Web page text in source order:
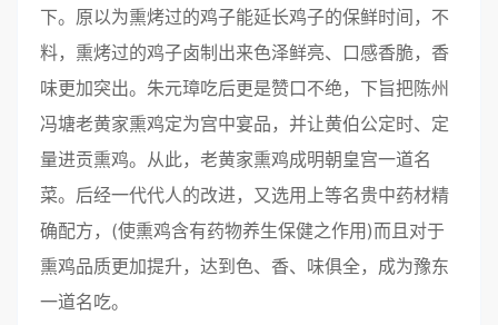
下。原以为熏烤过的鸡子能延长鸡子的保鲜时间，不
料，熏烤过的鸡子卤制出来色泽鲜亮、口感香脆，香
味更加突出。朱元璋吃后更是赞口不绝，下旨把陈州
冯塘老黄家熏鸡定为宫中宴品，并让黄伯公定时、定
量进贡熏鸡。从此，老黄家熏鸡成明朝皇宫一道名
菜。后经一代代人的改进，又选用上等名贵中药材精
确配方，(使熏鸡含有药物养生保健之作用)而且对于
熏鸡品质更加提升，达到色、香、味俱全，成为豫东
一道名吃。